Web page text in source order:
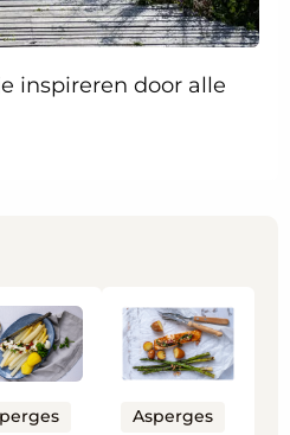
inspireren door alle
Asperges
Lees
meer
over
Zalm